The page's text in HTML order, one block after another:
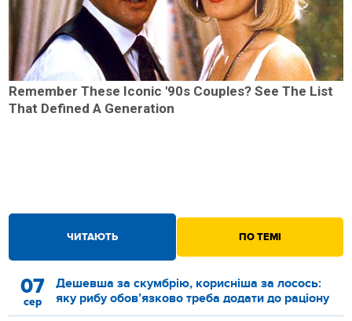
ЧИТАЮТЬ ПО ТЕМІ
07
сер
Дешевша за скумбрію, корисніша за лосось:
яку рибу обов’язково треба додати до раціону
Remember These Iconic '90s Couples? See The List
That Defined A Generation